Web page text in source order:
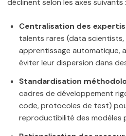
déclinent selon les axes suivants :
Centralisation des
talents rares (data scientists,
apprentissage automatique,
éviter leur dispersion dans
Standardisation
cadres de développement
code, protocoles de test)
reproductibilité des modèles